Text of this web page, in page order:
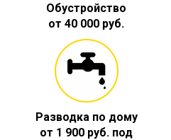
Обустройство
от 40 000 руб.
Разводка по дому
от 1 900 руб. под